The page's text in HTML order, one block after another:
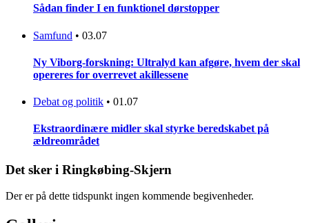
Sådan finder I en funktionel dørstopper
Samfund • 03.07
Ny Viborg-forskning: Ultralyd kan afgøre, hvem der skal
opereres for overrevet akillessene
Debat og politik • 01.07
Ekstraordinære midler skal styrke beredskabet på
ældreområdet
Det sker i Ringkøbing-Skjern
Der er på dette tidspunkt ingen kommende begivenheder.